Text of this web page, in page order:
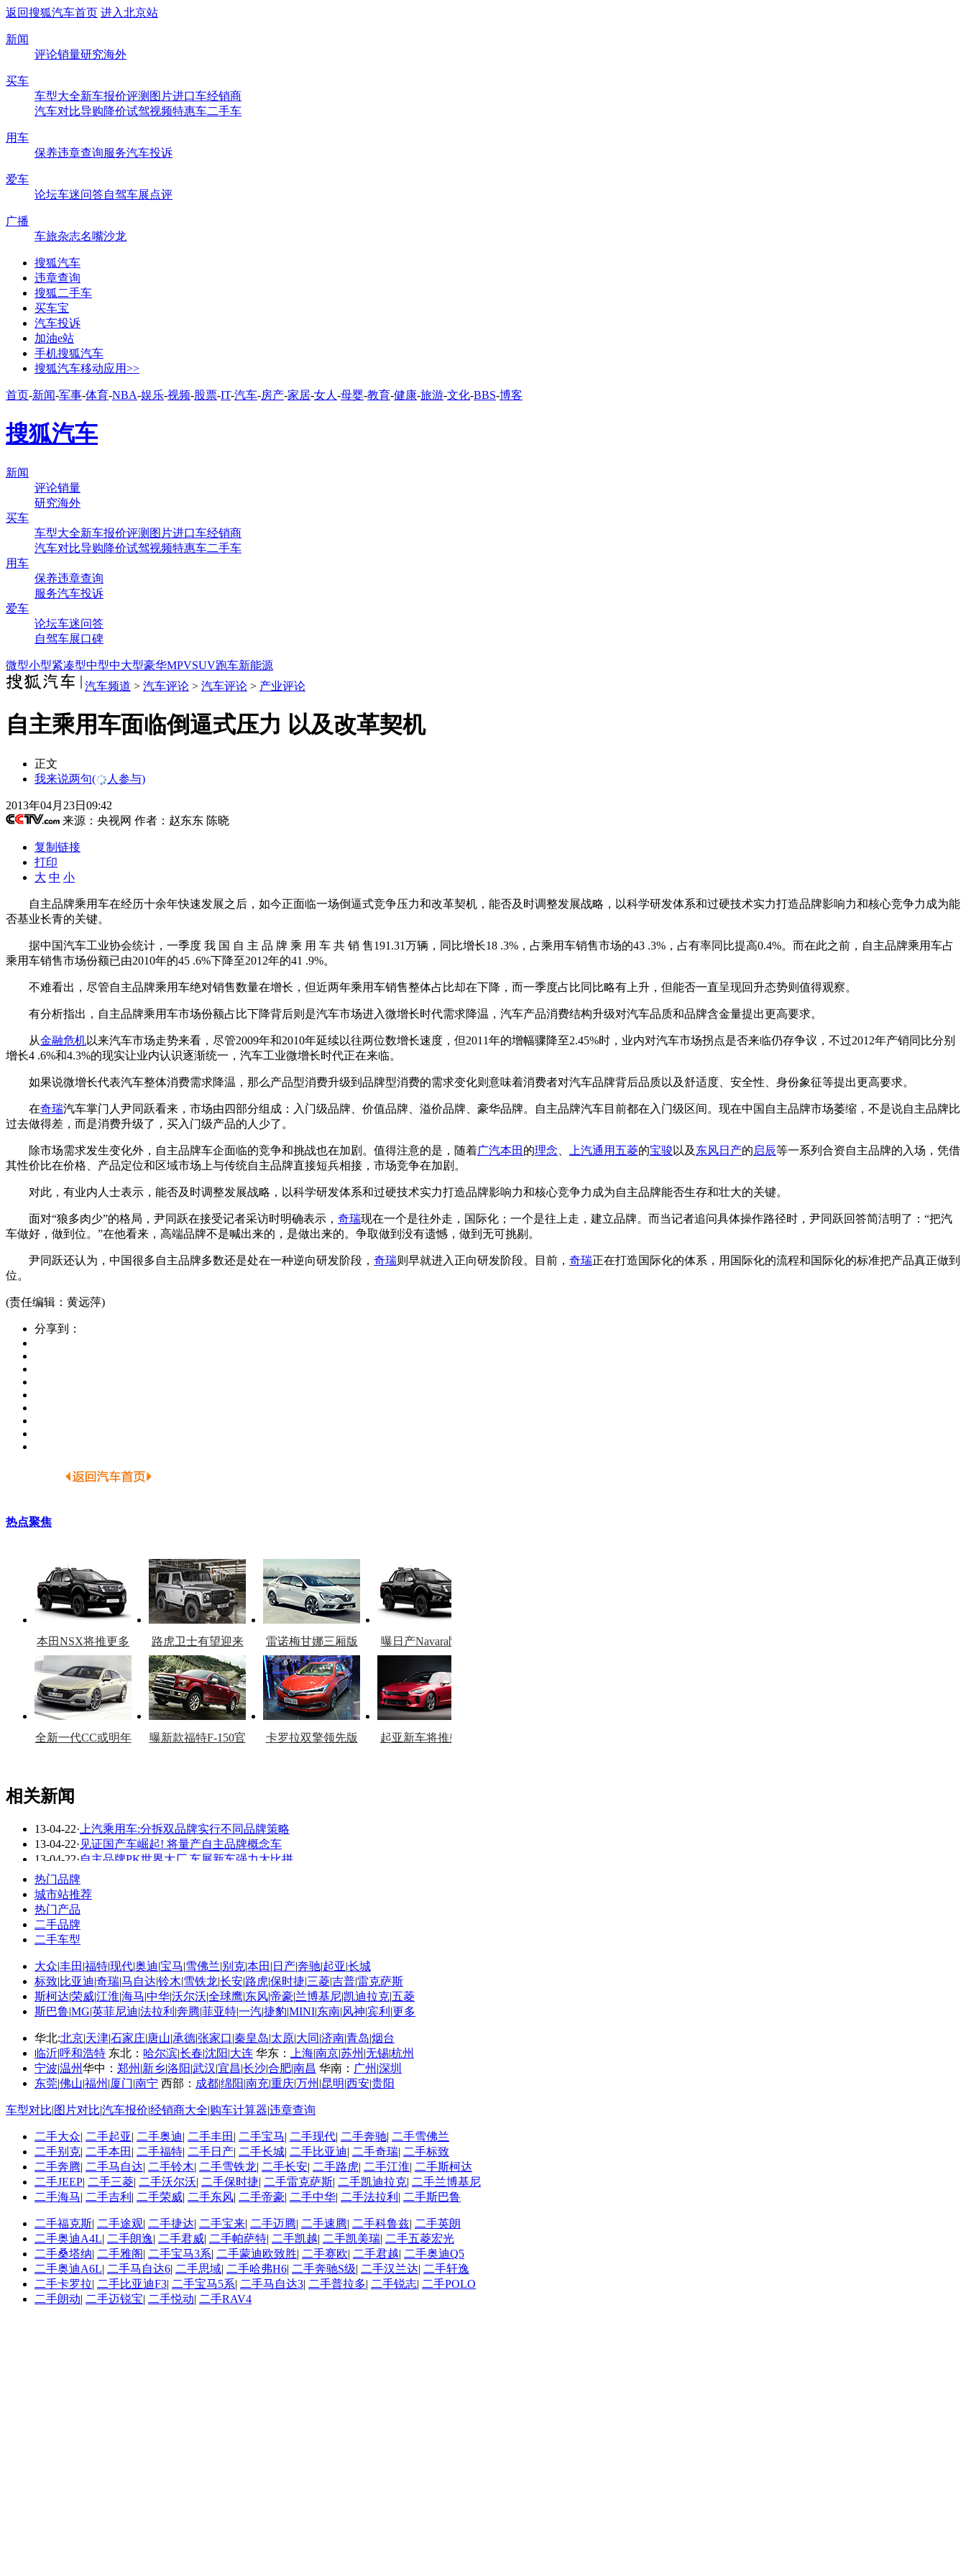
返回搜狐汽车首页 进入北京站
新闻
评论销量研究海外
买车
车型大全新车报价评测 图片进口车经销商
汽车对比导购降价试驾视频特惠车二手车
用车
保养违章查询服务汽车投诉
爱车
论坛车迷问答自驾车展点评
广播
车旅杂志名嘴沙龙
搜狐汽车
违章查询
搜狐二手车
买车宝
汽车投诉
加油e站
手机搜狐汽车
搜狐汽车移动应用>>
首页-新闻-军事-体育-NBA-娱乐-视频-股票-IT-汽车-房产-家居-女人 -母婴-教育-健康-旅游-文化-BBS-博客
搜狐汽车
新闻
评论销量
研究海外
买车
车型大全新车报价评测 图片进口车经销商
汽车对比导购降价试驾视频特惠车二手车
用车
保养违章查询
服务汽车投诉
爱车
论坛车迷问答
自驾车展口碑
微型小型紧凑型中型中大型豪华MPVSUV跑车新能源
汽车频道 > 汽车评论 > 汽车评论 > 产业评论
自主乘用车面临倒逼式压力 以及改革契机
正文
我来说两句( 人参与)
2013年04月23日09:42
来源： 央视网 作者：赵东东 陈晓
复制链接
打印
大 中 小
自主品牌乘用车在经历十余年快速发展之后，如今正面临一场倒逼式竞争压力和改革契机，能否及时调整发展战略，以科学研发体系和过硬技术实力打造品牌影响力和核心竞争力成为能
否基业长青的关键。
据中国汽车工业协会统计，一季度 我 国 自 主 品 牌 乘 用 车 共 销 售191.31万辆，同比增长18 .3%，占乘用车销售市场的43 .3%，占有率同比提高0.4%。而在此之前，自主品牌乘用车占
乘用车销售市场份额已由2010年的45 .6%下降至2012年的41 .9%。
不难看出，尽管自主品牌乘用车绝对销售数量在增长，但近两年乘用车销售整体占比却在下降，而一季度占比同比略有上升，但能否一直呈现回升态势则值得观察。
有分析指出，自主品牌乘用车市场份额占比下降背后则是汽车市场进入微增长时代需求降温，汽车产品消费结构升级对汽车品质和品牌含金量提出更高要求。
从金融危机以来汽车市场走势来看，尽管2009年和2010年延续以往两位数增长速度，但2011年的增幅骤降至2.45%时，业内对汽车市场拐点是否来临仍存争议，不过2012年产销同比分别
增长4 .6%和4.3%的现实让业内认识逐渐统一，汽车工业微增长时代正在来临。
如果说微增长代表汽车整体消费需求降温，那么产品型消费升级到品牌型消费的需求变化则意味着消费者对汽车品牌背后品质以及舒适度、安全性、身份象征等提出更高要求。
在奇瑞汽车掌门人尹同跃看来，市场由四部分组成：入门级品牌、价值品牌、溢价品牌、豪华品牌。自主品牌汽车目前都在入门级区间。现在中国自主品牌市场萎缩，不是说自主品牌比
过去做得差，而是消费升级了，买入门级产品的人少了。
除市场需求发生变化外，自主品牌车企面临的竞争和挑战也在加剧。值得注意的是，随着广汽本田 的理念 上汽通用五菱的宝骏以及 东风日产的 启辰等一系列合资自主品牌的入场，凭借
其性价比在价格、产品定位和区域市场上与传统自主品牌直接短兵相接，市场竞争在加剧。
对此，有业内人士表示，能否及时调整发展战略，以科学研发体系和过硬技术实力打造品牌影响力和核心竞争力成为自主品牌能否生存和壮大的关键。
面对“狼多肉少”的格局，尹同跃在接受记者采访时明确表示， 奇瑞现在一个是往外走，国际化；一个是往上走，建立品牌。而当记者追问具体操作路径时，尹同跃回答简洁明了：“把汽
车做好，做到位。”在他看来，高端品牌不是喊出来的，是做出来的。争取做到没有遗憾，做到无可挑剔。
尹同跃还认为，中国很多自主品牌多数还是处在一种逆向研发阶段， 奇瑞则早就进入正向研发阶段。目前， 奇瑞正在打造国际化的体系，用国际化的流程和国际化的标准把产品真正做到
位。
(责任编辑：黄远萍)
分享到：
热点聚焦
本田NSX将推更多
车型
路虎卫士有望迎来
复产
雷诺梅甘娜三厢版
官图
曝日产Navara限量
全新一代CC或明年
曝新款福特F-150官
卡罗拉双擎领先版
起亚新车将推柴油
看赛车宝贝争奇斗
艳
车模美腿爆乳无惧
走光
相关新闻
13-04-22· 上汽乘用车:分拆双品牌实行不同品牌策略
13-04-22· 见证国产车崛起! 将量产自主品牌概念车
13-04-22·自主品牌PK世界大厂 车展新车强力大比拼
13-04-19·
13-03-28·长城吉利领跑自主 乘用车企业绩分化明显
13-03-25·
更多关于乘用车 品牌
相关推荐
汽车 乘用车 商用...
自主品牌suv汽车排名
自主品牌汽车排名
汽车自主品牌质量排行
汽车品牌的消息
热门品牌
城市站推荐
热门产品
二手品牌
二手车型
大众|丰田 |福特|现代|奥迪|宝马|雪佛兰|别克|本田 | 日产|奔驰|起亚|长城
标致|比亚迪|奇瑞|马自达|铃木|雪铁龙|长安|路虎|保时捷|三菱|吉普|雷克萨斯
斯柯达|荣威|江淮|海马|中华|沃尔沃|全球鹰|东风|帝豪|兰博基尼|凯迪拉克|五菱
斯巴鲁|MG|英菲尼迪|法拉利 |奔腾|菲亚特|一汽|捷豹|MINI|东南|风神|宾利 |更多
华北:北京|天津|石家庄|唐山|承德|张家口|秦皇岛|太原|大同 |济南|青岛|烟台
临沂|呼和浩特 东北： 哈尔滨|长春|沈阳|大连 华东： 上海|南京|苏州 |无锡|杭州
宁波|温州华中： 郑州 |新乡|洛阳|武汉|宜昌|长沙|合肥|南昌 华南： 广州 |深圳
东莞|佛山|福州 |厦门|南宁 西部： 成都|绵阳|南充|重庆|万州 |昆明|西安|贵阳
车型对比|图片对比|汽车报价|经销商大全|购车计算器|违章查询
二手大众| 二手起亚| 二手奥迪| 二手丰田 | 二手宝马| 二手现代| 二手奔驰| 二手雪佛兰
二手别克| 二手本田 | 二手福特| 二手日产| 二手长城| 二手比亚迪| 二手奇瑞| 二手标致
二手奔腾| 二手马自达| 二手铃木| 二手雪铁龙| 二手长安| 二手路虎| 二手江淮| 二手斯柯达
二手JEEP| 二手三菱| 二手沃尔沃| 二手保时捷| 二手雷克萨斯| 二手凯迪拉克| 二手兰博基尼
二手海马| 二手吉利 | 二手荣威| 二手东风| 二手帝豪| 二手中华| 二手法拉利 | 二手斯巴鲁
二手福克斯| 二手途观| 二手捷达| 二手宝来| 二手迈腾| 二手速腾| 二手科鲁兹| 二手英朗
二手奥迪A4L| 二手朗逸| 二手君威| 二手帕萨特| 二手凯越| 二手凯美瑞| 二手五菱宏光
二手桑塔纳| 二手雅阁| 二手宝马3系| 二手蒙迪欧致胜| 二手赛欧| 二手君越| 二手奥迪Q5
二手奥迪A6L| 二手马自达6| 二手思域| 二手哈弗H6| 二手奔驰S级| 二手汉兰达| 二手轩逸
二手卡罗拉| 二手比亚迪F3| 二手宝马5系| 二手马自达3| 二手普拉多| 二手锐志| 二手POLO
二手朗动| 二手迈锐宝| 二手悦动| 二手RAV4